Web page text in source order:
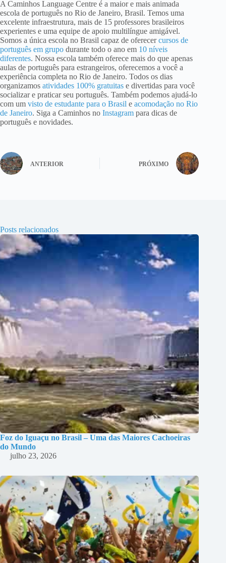
A Caminhos Language Centre é a maior e mais animada
escola de português no Rio de Janeiro, Brasil. Temos uma
excelente infraestrutura, mais de 15 professores brasileiros
experientes e uma equipe de apoio multilíngue amigável.
Somos a única escola no Brasil capaz de oferecercursos de
português em grupo durante todo o ano em 10 níveis
diferentes. Nossa escola também oferece mais do que apenas
aulas de português para estrangeiros, oferecemos a você a
experiência completa no Rio de Janeiro. Todos os dias
organizamos atividades 100% gratuitas e divertidas para você
socializar e praticar seu português. Também podemos ajudá-lo
com um visto de estudante para o Brasil e acomodação no Rio
de Janeiro. Siga a Caminhos no Instagram para dicas de
português e novidades.
ANTERIOR PRÓXIMO
Posts relacionados
Foz do Iguaçu no Brasil – Uma das Maiores Cachoeiras
do Mundo
julho 23, 2026